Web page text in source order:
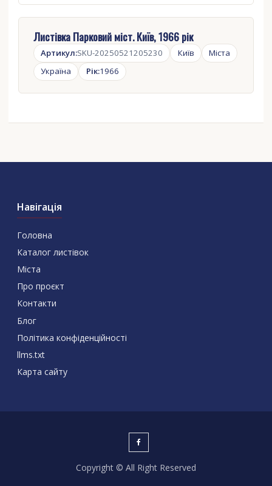
Листівка Парковий міст. Київ, 1966 рік
Артикул:SKU-20250521205230 Київ
Міста
Україна
Рік:1966
Навігація
Головна
Каталог листівок
Міста
Про проєкт
Контакти
Блог
Політика конфіденційності
llms.txt
Карта сайту
Copyright © All Right Reserved